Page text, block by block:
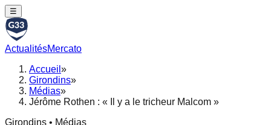
☰
ActualitésMercato
Accueil »
Girondins»
Médias»
Jérôme Rothen : « Il y a le tricheur Malcom »
Girondins • Médias